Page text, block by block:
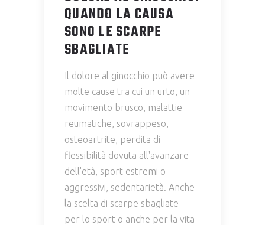
QUANDO LA CAUSA
SONO LE SCARPE
SBAGLIATE
Il dolore al ginocchio può avere
molte cause tra cui un urto, un
movimento brusco, malattie
reumatiche, sovrappeso,
osteoartrite, perdita di
flessibilità dovuta all'avanzare
dell'età, sport estremi o
aggressivi, sedentarietà. Anche
la scelta di scarpe sbagliate -
per lo sport o anche per la vita